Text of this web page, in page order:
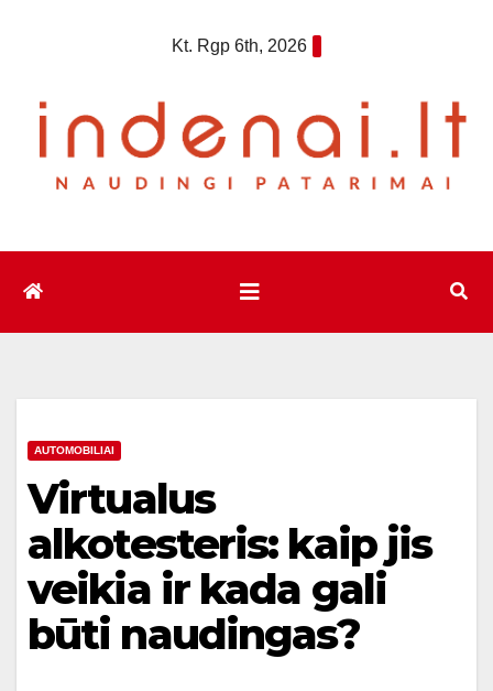
Kt. Rgp 6th, 2026
AUTOMOBILIAI
Virtualus
alkotesteris: kaip jis
veikia ir kada gali
būti naudingas?